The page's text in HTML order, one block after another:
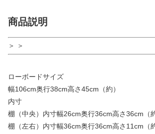
商品説明
＞ ＞
ローボードサイズ
幅106cm奥行38cm高さ45cm（約）
内寸
棚（中央）内寸幅26cm奥行36cm高さ36cm（約
棚（左右）内寸幅36cm奥行36cm高さ11cm（約